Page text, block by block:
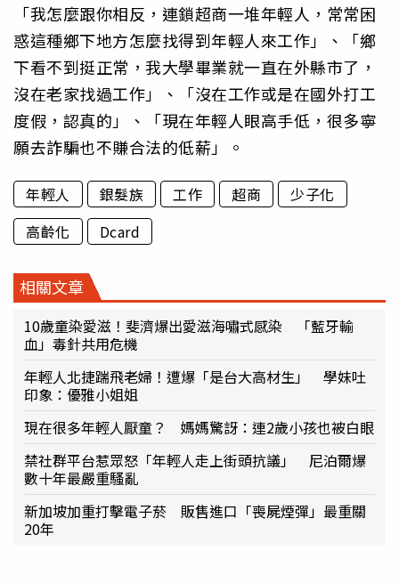
「我怎麼跟你相反，連鎖超商一堆年輕人，常常困
惑這種鄉下地方怎麼找得到年輕人來工作」、「鄉
下看不到挺正常，我大學畢業就一直在外縣市了，
沒在老家找過工作」、「沒在工作或是在國外打工
度假，認真的」、「現在年輕人眼高手低，很多寧
願去詐騙也不賺合法的低薪」。
年輕人 銀髮族 工作 超商
少子化
高齡化
Dcard
相關文章
10歲童染愛滋！斐濟爆出愛滋海嘯式感染 「藍牙輸
血」毒針共用危機
年輕人北捷踹飛老婦！遭爆「是台大高材生」 學妹吐
印象：優雅小姐姐
現在很多年輕人厭童？ 媽媽驚訝：連2歲小孩也被白眼
禁社群平台惹眾怒「年輕人走上街頭抗議」 尼泊爾爆
數十年最嚴重騷亂
新加坡加重打擊電子菸 販售進口「喪屍煙彈」最重關
20年